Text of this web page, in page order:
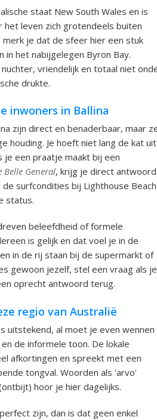
staat New South Wales en is
het leven zich grotendeels buiten
je dat de sfeer hier een stuk
in het nabijgelegen Byron Bay.
nuchter, vriendelijk en totaal niet
drukte.
inwoners in Ballina
zijn direct en benaderbaar, maar
houding. Je hoeft niet lang de kat uit
je een praatje maakt bij een
Belle General, krijg je direct
surfcondities bij Lighthouse Beach
status.
beleefdheid of formele
is gelijk en dat voel je in de
in de rij staan bij de supermarkt of
gewoon jezelf, stel een vraag als je
oprecht antwoord terug.
regio van Australië
uitstekend, al moet je even wennen
de informele toon. De lokale
afkortingen en spreekt met een
tongval. Woorden als 'arvo'
hoor je hier dagelijks.
zijn, dan is dat geen enkel